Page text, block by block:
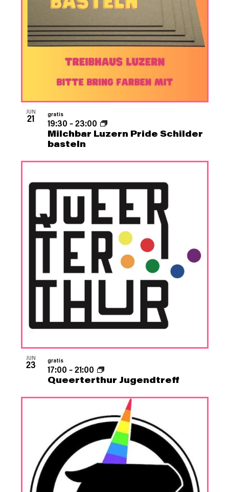
JUN
21
Milchbar Luzern Pride Schilder
basteln
19:30 –23:00
gratis
JUN
23
Queerterthur Jugendtreff
17:00 –21:00
gratis